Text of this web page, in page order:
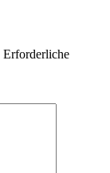
Erforderliche